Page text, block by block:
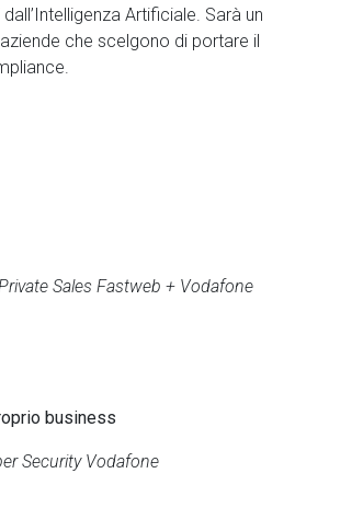
Artificiale. Sarà un
che scelgono di portare il
Sales Fastweb + Vodafone
business
Security Vodafone